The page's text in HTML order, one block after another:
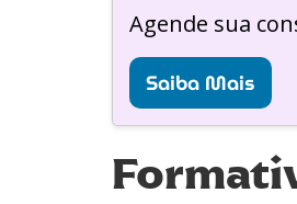
Agende sua
Saiba Mais